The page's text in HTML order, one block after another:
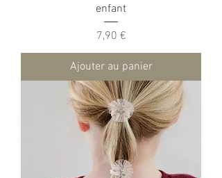
enfant
Prix
7,90 €
Ajouter au panier